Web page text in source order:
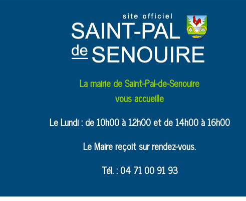
La mairie de Saint-Pal-de-Senouire
vous accueille
Le Lundi : de 10h00 à 12h00 et de 14h00 à 16h00
Le Maire reçoit sur rendez-vous.
Tél. : 04 71 00 91 93